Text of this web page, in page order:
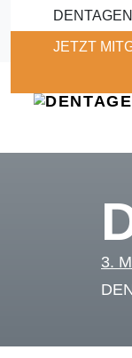
Skip to mainDENTAGEN
JETZT
3.